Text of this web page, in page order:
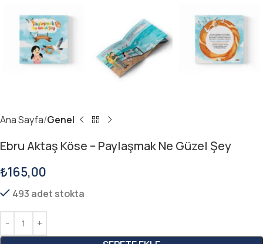
Ana Sayfa Genel
Ebru Aktaş Köse – Paylaşmak Ne Güzel Şey
₺165,00
493 adet stokta